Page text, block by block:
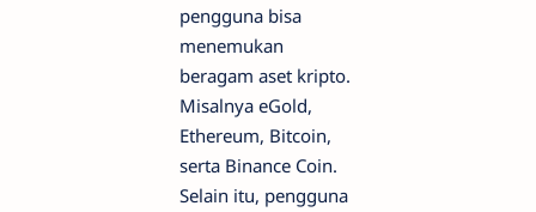
pengguna bisa
menemukan
beragam aset kripto.
Misalnya eGold,
Ethereum, Bitcoin,
serta Binance Coin.
Selain itu, pengguna